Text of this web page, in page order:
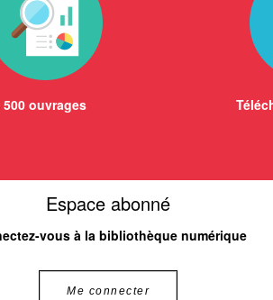
500 ouvrages
Espace abonné
vous à la bibliothèque numérique
Me connecter